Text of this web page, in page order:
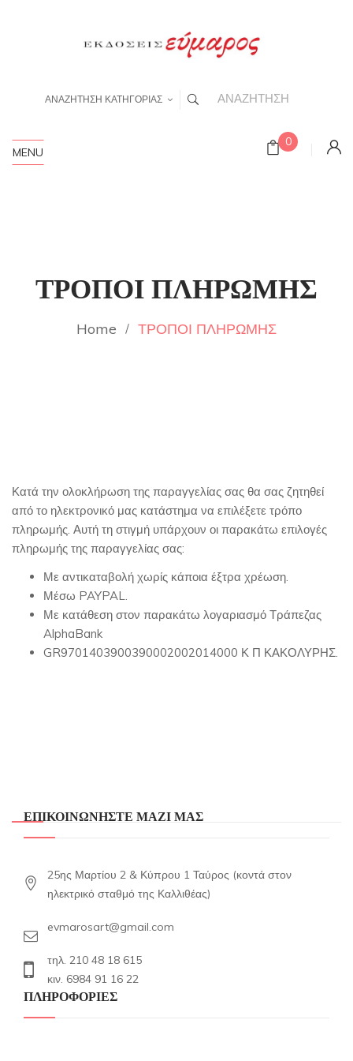
ΑΝΑΖΗΤΗΣΗ ΚΑΤΗΓΟΡΙΑΣ
0
MENU
ΤΡΟΠΟΙ ΠΛΗΡΩΜΗΣ
Home ΤΡΟΠΟΙ ΠΛΗΡΩΜΗΣ
Κατά την ολοκλήρωση της παραγγελίας σας θα σας ζητηθεί
από το ηλεκτρονικό μας κατάστημα να επιλέξετε τρόπο
πληρωμής. Αυτή τη στιγμή υπάρχουν οι παρακάτω επιλογές
πληρωμής της παραγγελίας σας:
Με αντικαταβολή χωρίς κάποια έξτρα χρέωση.
Μέσω PAYPAL.
Με κατάθεση στον παρακάτω λογαριασμό Τράπεζας
AlphaBank
GR9701403900390002002014000 Κ Π ΚΑΚΟΛΥΡΗΣ.
ΕΠΙΚΟΙΝΩΝΗΣΤΕ ΜΑΖΙ ΜΑΣ
25ης Μαρτίου 2 & Κύπρου 1 Ταύρος (κοντά στον
ηλεκτρικό σταθμό της Καλλιθέας)
evmarosart@gmail.com
τηλ. 210 48 18 615
κιν. 6984 91 16 22
ΠΛΗΡΟΦΟΡΙΕΣ